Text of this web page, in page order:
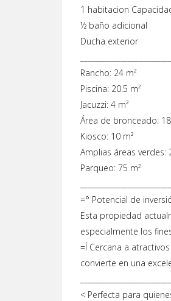
1 habitacion
½ baño adicional
Ducha exterior
Rancho: 24 m²
Piscina: 20.5 m²
Jacuzzi: 4 m²
Área de bronceado:
Kiosco: 10 m²
Amplias áreas verdes:
Parqueo: 75 m²
=° Potencial de
Esta propiedad
especialmente los
=Í Cercana a
convierte en una
< Perfecta para